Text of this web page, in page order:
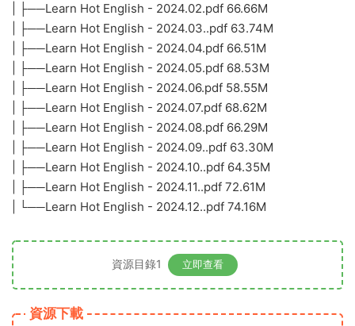
| ├──Learn Hot English - 2024.02.pdf 66.66M
| ├──Learn Hot English - 2024.03..pdf 63.74M
| ├──Learn Hot English - 2024.04.pdf 66.51M
| ├──Learn Hot English - 2024.05.pdf 68.53M
| ├──Learn Hot English - 2024.06.pdf 58.55M
| ├──Learn Hot English - 2024.07.pdf 68.62M
| ├──Learn Hot English - 2024.08.pdf 66.29M
| ├──Learn Hot English - 2024.09..pdf 63.30M
| ├──Learn Hot English - 2024.10..pdf 64.35M
| ├──Learn Hot English - 2024.11..pdf 72.61M
| └──Learn Hot English - 2024.12..pdf 74.16M
資源目錄1 立即查看
資源下載